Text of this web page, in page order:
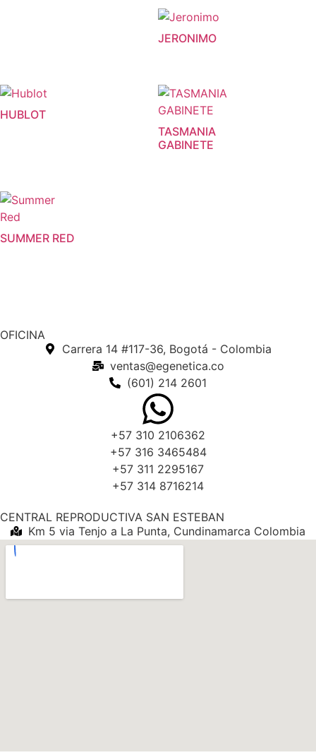
JERONIMO
HUBLOT
TASMANIA
GABINETE
SUMMER RED
OFICINA
Carrera 14 #117-36, Bogotá - Colombia
ventas@egenetica.co
(601) 214 2601
+57 310 2106362
+57 316 3465484
+57 311 2295167
+57 314 8716214
CENTRAL REPRODUCTIVA SAN ESTEBAN
Km 5 via Tenjo a La Punta, Cundinamarca Colombia